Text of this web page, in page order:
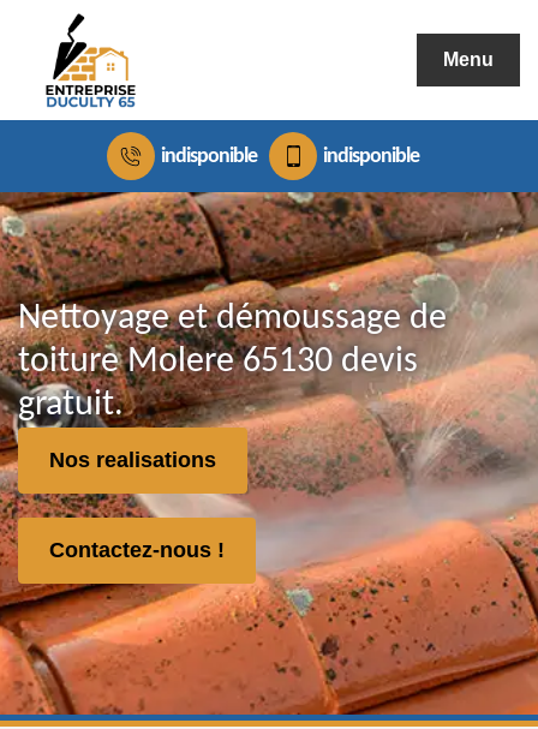
Menu
indisponible indisponible
Nettoyage et démoussage de
toiture Molere 65130 devis
gratuit.
Nos realisations
Contactez-nous !